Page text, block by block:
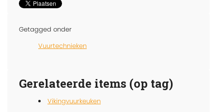
Getagged onder
Vuurtechnieken
Gerelateerde items (op tag)
Vikingvuurkeuken